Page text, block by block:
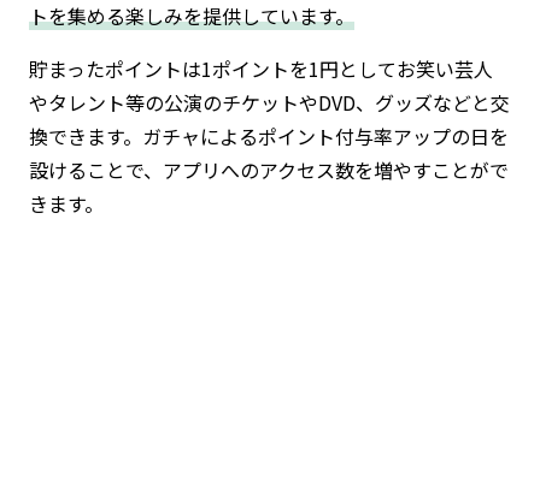
トを集める楽しみを提供しています。
貯まったポイントは1ポイントを1円としてお笑い芸人
やタレント等の公演のチケットやDVD、グッズなどと交
換できます。ガチャによるポイント付与率アップの日を
設けることで、アプリへのアクセス数を増やすことがで
きます。